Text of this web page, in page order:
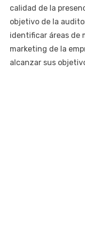
calidad de la
objetivo de la
identificar áreas de
marketing de la
alcanzar sus